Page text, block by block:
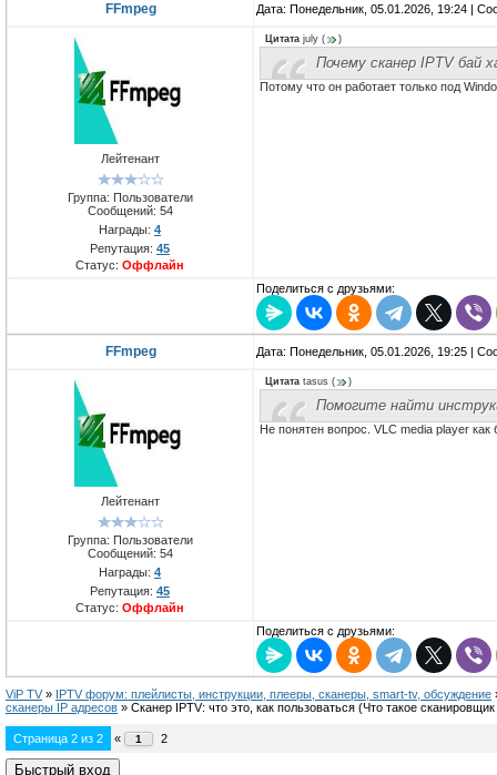
FFmpeg Дата: Понедельник, 05.01.2026, 19:24 |
Лейтенант
Группа: Пользователи
Сообщений: 54
Награды: 4
Репутация: 45
Статус: Оффлайн
Цитата july ( )
Почему сканер IPTV бай
Потому что он работает только под
Поделиться с друзьями:
FFmpeg Дата: Понедельник, 05.01.2026, 19:25 |
Лейтенант
Группа: Пользователи
Сообщений: 54
Награды: 4
Репутация: 45
Статус: Оффлайн
Цитата tasus ( )
Помогите найти
Не понятен вопрос. VLC media player
Поделиться с друзьями:
ViP TV » IPTV форум: плейлисты, инструкции, плееры, сканеры, smart-tv, обсуждение
сканеры IP адресов » Сканер IPTV: что это, как пользоваться (Что такое
Страница 2 из 2 « 1 2